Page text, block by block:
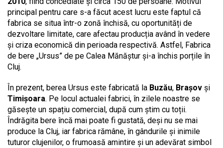
principal pentru care s-a făcut acest lucru este faptul că
fabrica se situa într-o zonă închisă, cu oportunități de
dezvoltare limitate, care afectau producția având în vedere
și criza economică din perioada respectivă. Astfel, Fabrica
de bere „Ursus” de pe Calea Mănăștur și-a închis porțile în
Cluj.
În prezent, berea Ursus este fabricată la Buzău, Brașov și
Timișoara. Pe locul actualei fabrici, în zilele noastre se
găsește un spațiu comercial, după cum știm cu toții.
Îndrăgita bere încă mai poate fi gustată, deși nu se mai
produce la Cluj, iar fabrica rămâne, în gândurile și inimile
tuturor clujenilor, o frumoasă amintire și un adevărat simbol